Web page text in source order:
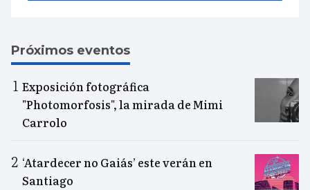
Próximos eventos
Exposición fotográfica
"Photomorfosis", la mirada de Mimi
Carrolo
‘Atardecer no Gaiás’ este verán en
Santiago